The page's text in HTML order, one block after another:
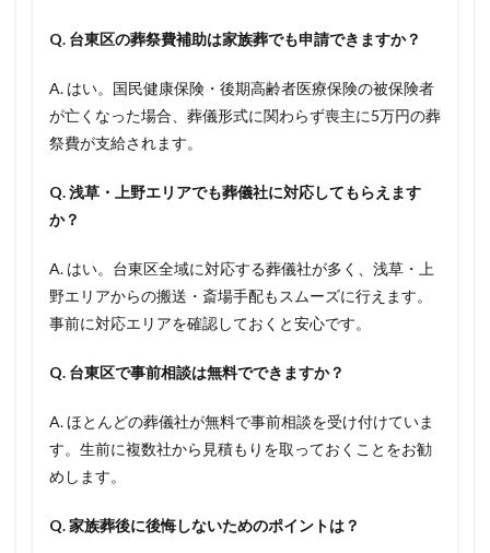
Q. 台東区の葬祭費補助は家族葬でも申請できますか？
A. はい。国民健康保険・後期高齢者医療保険の被保険者
が亡くなった場合、葬儀形式に関わらず喪主に5万円の葬
祭費が支給されます。
Q. 浅草・上野エリアでも葬儀社に対応してもらえます
か？
A. はい。台東区全域に対応する葬儀社が多く、浅草・上
野エリアからの搬送・斎場手配もスムーズに行えます。
事前に対応エリアを確認しておくと安心です。
Q. 台東区で事前相談は無料でできますか？
A. ほとんどの葬儀社が無料で事前相談を受け付けていま
す。生前に複数社から見積もりを取っておくことをお勧
めします。
Q. 家族葬後に後悔しないためのポイントは？